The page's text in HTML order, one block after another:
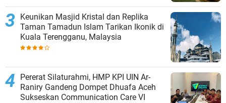
Keunikan Masjid Kristal dan Replika
Taman Tamadun Islam Tarikan Ikonik di
Kuala Terengganu, Malaysia
Pererat Silaturahmi, HMP KPI UIN Ar-
Raniry Gandeng Dompet Dhuafa Aceh
Sukseskan Communication Care VI